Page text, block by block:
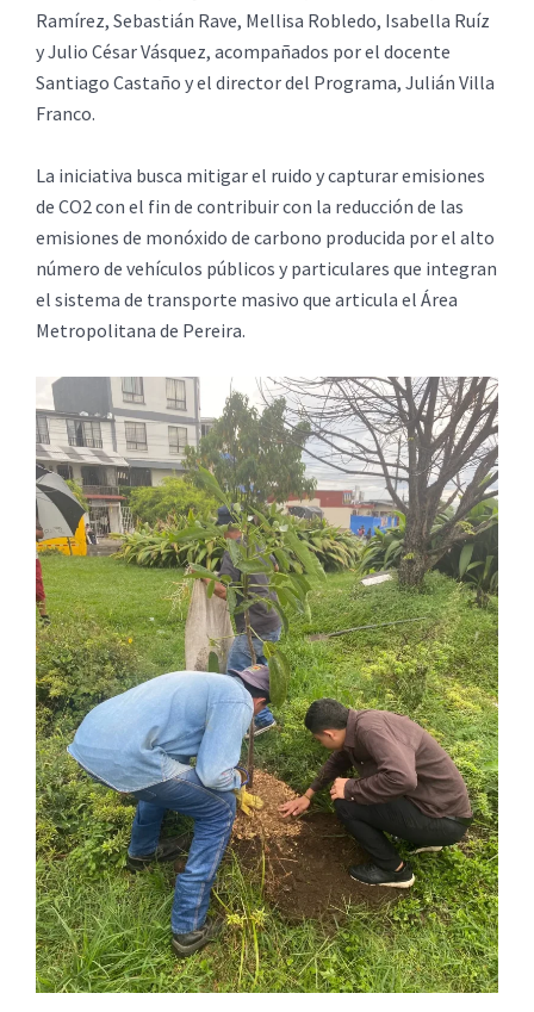
Ramírez, Sebastián Rave, Mellisa Robledo, Isabella Ruíz
y Julio César Vásquez, acompañados por el docente
Santiago Castaño y el director del Programa, Julián Villa
Franco.
La iniciativa busca mitigar el ruido y capturar emisiones
de CO2 con el fin de contribuir con la reducción de las
emisiones de monóxido de carbono producida por el alto
número de vehículos públicos y particulares que integran
el sistema de transporte masivo que articula el Área
Metropolitana de Pereira.